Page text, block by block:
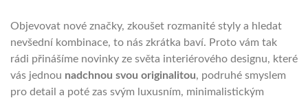
Objevovat nové značky, zkoušet rozmanité styly a hledat
nevšední kombinace, to nás zkrátka baví. Proto vám tak
rádi přinášíme novinky ze světa interiérového designu, které
vás jednou nadchnou svou originalitou, podruhé smyslem
pro detail a poté zas svým luxusním, minimalistickým